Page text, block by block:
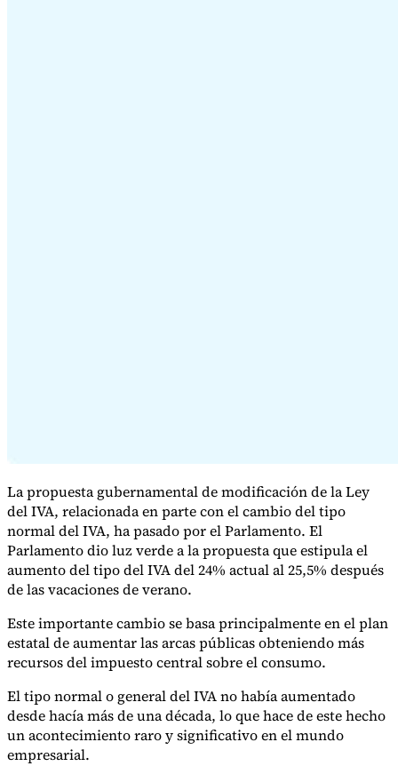
indirectos
Herramientas
Calculadora de VAT
La propuesta gubernamental de modificación de la Ley
del IVA, relacionada en parte con el cambio del tipo
normal del IVA, ha pasado por el Parlamento. El
Parlamento dio luz verde a la propuesta que estipula el
aumento del tipo del IVA del 24% actual al 25,5% después
de las vacaciones de verano.
Este importante cambio se basa principalmente en el plan
estatal de aumentar las arcas públicas obteniendo más
recursos del impuesto central sobre el consumo.
El tipo normal o general del IVA no había aumentado
desde hacía más de una década, lo que hace de este hecho
un acontecimiento raro y significativo en el mundo
empresarial.